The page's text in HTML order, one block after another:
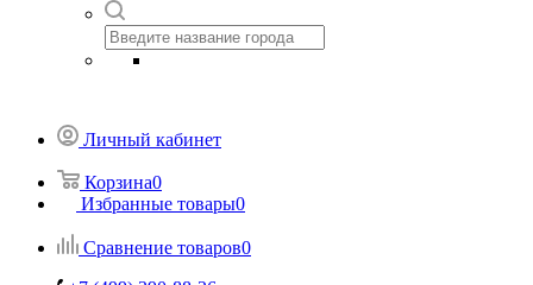
Личный кабинет
Корзина0
Избранные товары0
Сравнение товаров0